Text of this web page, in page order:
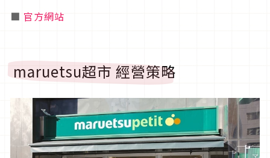
■ 官方網站
maruetsu超市 經營策略